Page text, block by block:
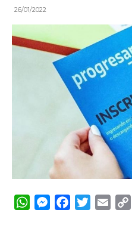
26/01/2022
WhatsApp
Messenger
FacebookTwitterEmail